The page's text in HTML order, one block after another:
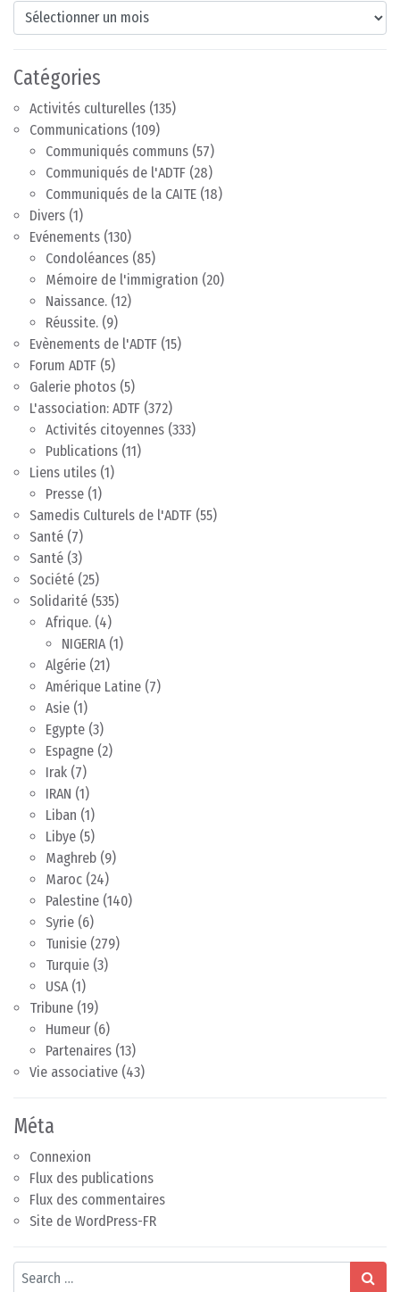
Archives
Catégories
Activités culturelles (135)
Communications (109)
Communiqués communs (57)
Communiqués de l'ADTF (28)
Communiqués de la CAITE (18)
Divers (1)
Evénements (130)
Condoléances (85)
Mémoire de l'immigration (20)
Naissance. (12)
Réussite. (9)
Evènements de l'ADTF (15)
Forum ADTF (5)
Galerie photos (5)
L'association: ADTF (372)
Activités citoyennes (333)
Publications (11)
Liens utiles (1)
Presse (1)
Samedis Culturels de l'ADTF (55)
Santé (7)
Santé (3)
Société (25)
Solidarité (535)
Afrique. (4)
NIGERIA(1)
Algérie (21)
Amérique Latine (7)
Asie (1)
Egypte (3)
Espagne (2)
Irak (7)
IRAN (1)
Liban (1)
Libye (5)
Maghreb (9)
Maroc (24)
Palestine (140)
Syrie (6)
Tunisie (279)
Turquie (3)
USA(1)
Tribune (19)
Humeur (6)
Partenaires (13)
Vie associative (43)
Méta
Connexion
Flux des publications
Flux des commentaires
Site de WordPress-FR
Search